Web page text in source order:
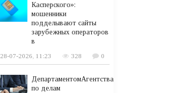
Касперского»:
мошенники
подделывают сайты
зарубежных операторов
в
28-07-2026, 11:23
328 0
ДепартаментомАгентства
по делам